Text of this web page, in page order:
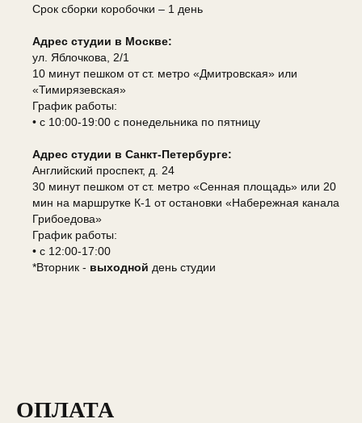
Срок сборки коробочки – 1 день
Адрес студии в Москве:
ул. Яблочкова, 2/1
10 минут пешком от ст. метро «Дмитровская» или
«Тимирязевская»
График работы:
• с 10:00-19:00 с понедельника по пятницу
Адрес студии в Санкт-Петербурге:
Английский проспект, д. 24
30 минут пешком от ст. метро «Сенная площадь» или 20
мин на маршрутке К-1 от остановки «Набережная канала
Грибоедова»
График работы:
• с 12:00-17:00
*Вторник - выходной день студии
ОПЛАТА